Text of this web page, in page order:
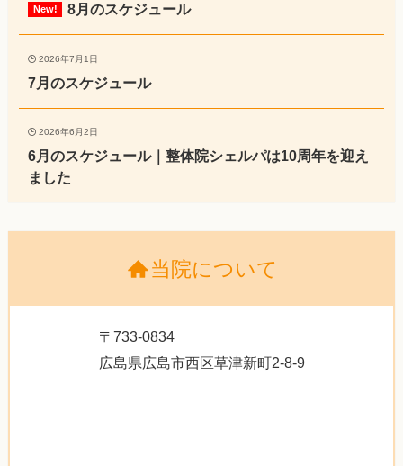
8月のスケジュール
2026年7月1日
7月のスケジュール
2026年6月2日
6月のスケジュール｜整体院シェルパは10周年を迎え
ました
当院について
〒733-0834
広島県広島市西区草津新町2-8-9